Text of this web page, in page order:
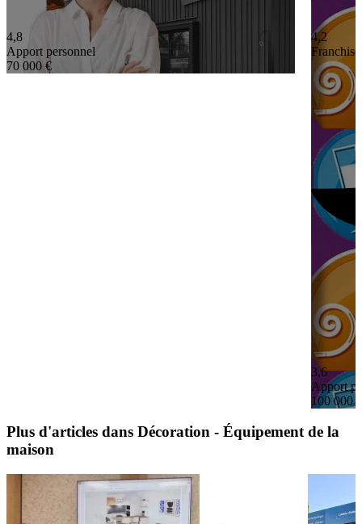
4,8
Apport personnel
70 000 €
4,2
Franchisé
3,6
Apport
100 000 €
Plus d'articles dans Décoration - Équipement de la
maison